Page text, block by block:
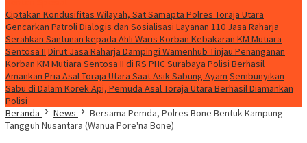
Ciptakan Kondusifitas Wilayah, Sat Samapta Polres Toraja Utara
Gencarkan Patroli Dialogis dan Sosialisasi Layanan 110 Jasa Raharja
Serahkan Santunan kepada Ahli Waris Korban Kebakaran KM Mutiara
Sentosa II Dirut Jasa Raharja Dampingi Wamenhub Tinjau Penanganan
Korban KM Mutiara Sentosa II di RS PHC Surabaya Polisi Berhasil
Amankan Pria Asal Toraja Utara Saat Asik Sabung Ayam Sembunyikan
Sabu di Dalam Korek Api, Pemuda Asal Toraja Utara Berhasil Diamankan
Polisi
Beranda
News
Bersama Pemda, Polres Bone Bentuk Kampung
Tangguh Nusantara (Wanua Pore'na Bone)